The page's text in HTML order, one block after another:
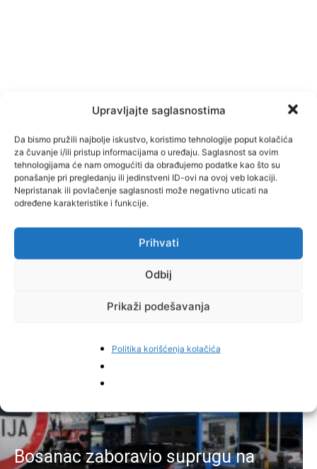
Upravljajte saglasnostima
Da bismo pružili najbolje iskustvo, koristimo tehnologije poput kolačića
za čuvanje i/ili pristup informacijama o uređaju. Saglasnost sa ovim
tehnologijama će nam omogućiti da obrađujemo podatke kao što su
ponašanje pri pregledanju ili jedinstveni ID-ovi na ovoj veb lokaciji.
Nepristanak ili povlačenje saglasnosti može negativno uticati na
određene karakteristike i funkcije.
Prihvati
Odbij
Prikaži podešavanja
Politika korišćenja kolačića
Pinterest
Bosanac zaboravio suprugu na